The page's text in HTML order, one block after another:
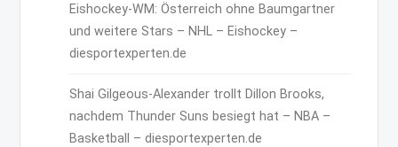
Eishockey-WM: Österreich ohne Baumgartner
und weitere Stars – NHL – Eishockey –
diesportexperten.de
Shai Gilgeous-Alexander trollt Dillon Brooks,
nachdem Thunder Suns besiegt hat – NBA –
Basketball – diesportexperten.de